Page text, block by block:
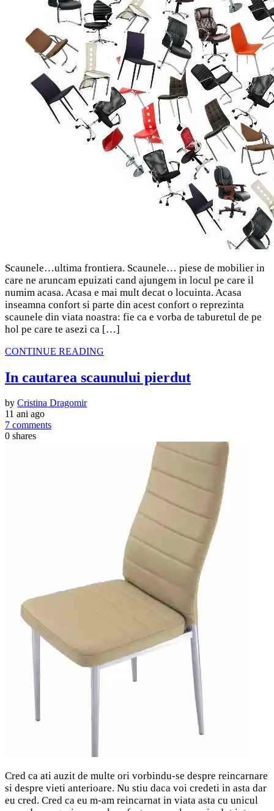
Scaunele…ultima frontiera. Scaunele… piese de mobilier in
care ne aruncam epuizati cand ajungem in locul pe care il
numim acasa. Acasa e mai mult decat o locuinta. Acasa
inseamna confort si parte din acest confort o reprezinta
scaunele din viata noastra: fie ca e vorba de taburetul de pe
hol pe care te asezi ca […]
CONTINUE READING
In cautarea scaunului pierdut
by Cristina Dragomir
11 ani ago
7 comments
0 shares
Cred ca ati auzit de multe ori vorbindu-se despre reincarnare
si despre vieti anterioare. Nu stiu daca voi credeti in asta dar
eu cred. Cred ca eu m-am reincarnat in viata asta cu unicul